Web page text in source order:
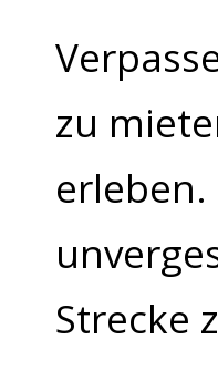
zu
Strecke